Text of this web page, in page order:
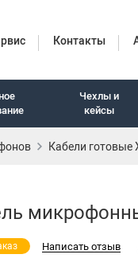
Контакты
Чехлы и
кейсы
Кабели готовые
Написать отзыв